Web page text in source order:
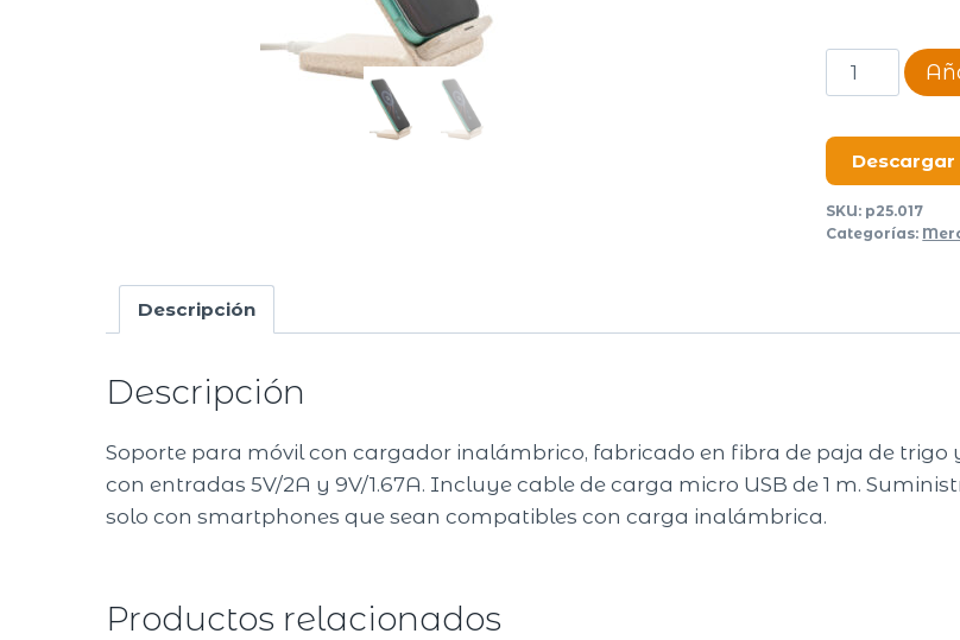
Cargador
Inalámbrico
Cereal
cantidad
Descargar
SKU: p25.017
Categorías:
Descripción
Descripción
Soporte para móvil con cargador inalámbrico, fabricado en fibra de paja de trigo
con entradas 5V/2A y 9V/1.67A. Incluye cable de carga micro USB de 1 m.
solo con smartphones que sean compatibles con carga inalámbrica.
Productos relacionados